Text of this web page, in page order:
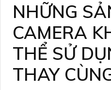
NHỮNG
CAMERA
THỂ SỬ
THAY